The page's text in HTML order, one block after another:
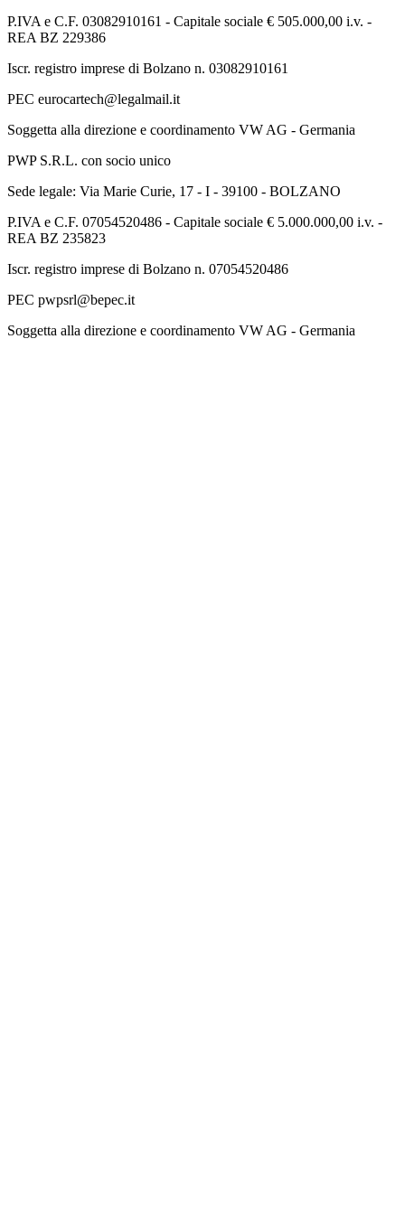
P.IVA e C.F. 03082910161 - Capitale sociale € 505.000,00 i.v. -
REA BZ 229386
Iscr. registro imprese di Bolzano n. 03082910161
PEC eurocartech@legalmail.it
Soggetta alla direzione e coordinamento VW AG - Germania
PWP S.R.L. con socio unico
Sede legale: Via Marie Curie, 17 - I - 39100 - BOLZANO
P.IVA e C.F. 07054520486 - Capitale sociale € 5.000.000,00 i.v. -
REA BZ 235823
Iscr. registro imprese di Bolzano n. 07054520486
PEC pwpsrl@bepec.it
Soggetta alla direzione e coordinamento VW AG - Germania